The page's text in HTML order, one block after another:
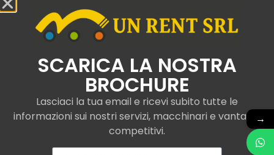
Gru elettriche semoventi
noleggiate a Castelvetro
di Modena →
SCARICA LA NOSTRA
BROCHURE
Lasciaci la tua email e ricevi subito tutte le
informazioni sui nostri servizi, macchinari e vantaggi
competitivi.